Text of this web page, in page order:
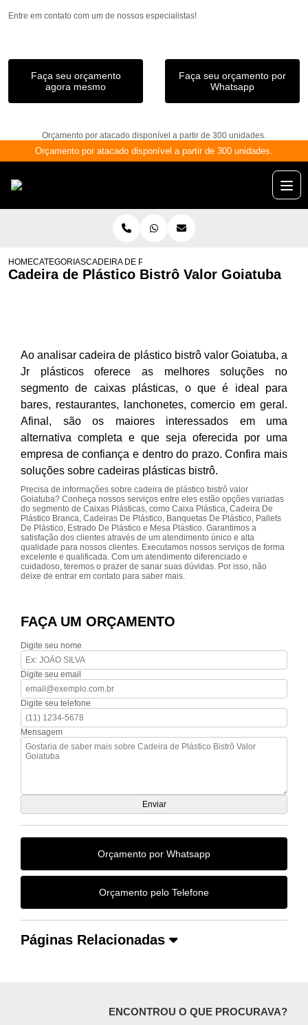
Entre em contato com um de nossos especialistas!
Faça seu orçamento
agora mesmo
Faça seu orçamento por
Whatsapp
Orçamento por atacado disponível a partir de 300 unidades.
Orçamento por atacado disponível a partir de 300 unidades.
HOMECATEGORIASCADEIRA DE PLÁSTICO BISTRÔ VALOR GOIATUBA
Cadeira de Plástico Bistrô Valor Goiatuba
Ao analisar cadeira de plástico bistrô valor Goiatuba, a
Jr plásticos oferece as melhores soluções no
segmento de caixas plásticas, o que é ideal para
bares, restaurantes, lanchonetes, comercio em geral.
Afinal, são os maiores interessados em uma
alternativa completa e que seja oferecida por uma
empresa de confiança e dentro do prazo. Confira mais
soluções sobre cadeiras plásticas bistrô.
Precisa de informações sobre cadeira de plástico bistrô valor
Goiatuba? Conheça nossos serviços entre eles estão opções variadas
do segmento de Caixas Plásticas, como Caixa Plástica, Cadeira De
Plástico Branca, Cadeiras De Plástico, Banquetas De Plástico, Pallets
De Plástico, Estrado De Plástico e Mesa Plástico. Garantimos a
satisfação dos clientes através de um atendimento único e alta
qualidade para nossos clientes. Executamos nossos serviços de forma
excelente e qualificada. Com um atendimento diferenciado e
cuidadoso, teremos o prazer de sanar suas dúvidas. Por isso, não
deixe de entrar em contato para saber mais.
FAÇA UM ORÇAMENTO
Digite seu nome
Digite seu email
Digite seu telefone
Mensagem
Orçamento por Whatsapp
Orçamento pelo Telefone
Páginas Relacionadas
ENCONTROU O QUE PROCURAVA?